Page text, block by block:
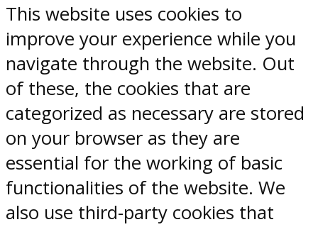
This website uses cookies to
improve your experience while you
navigate through the website. Out
of these, the cookies that are
categorized as necessary are stored
on your browser as they are
essential for the working of basic
functionalities of the website. We
also use third-party cookies that